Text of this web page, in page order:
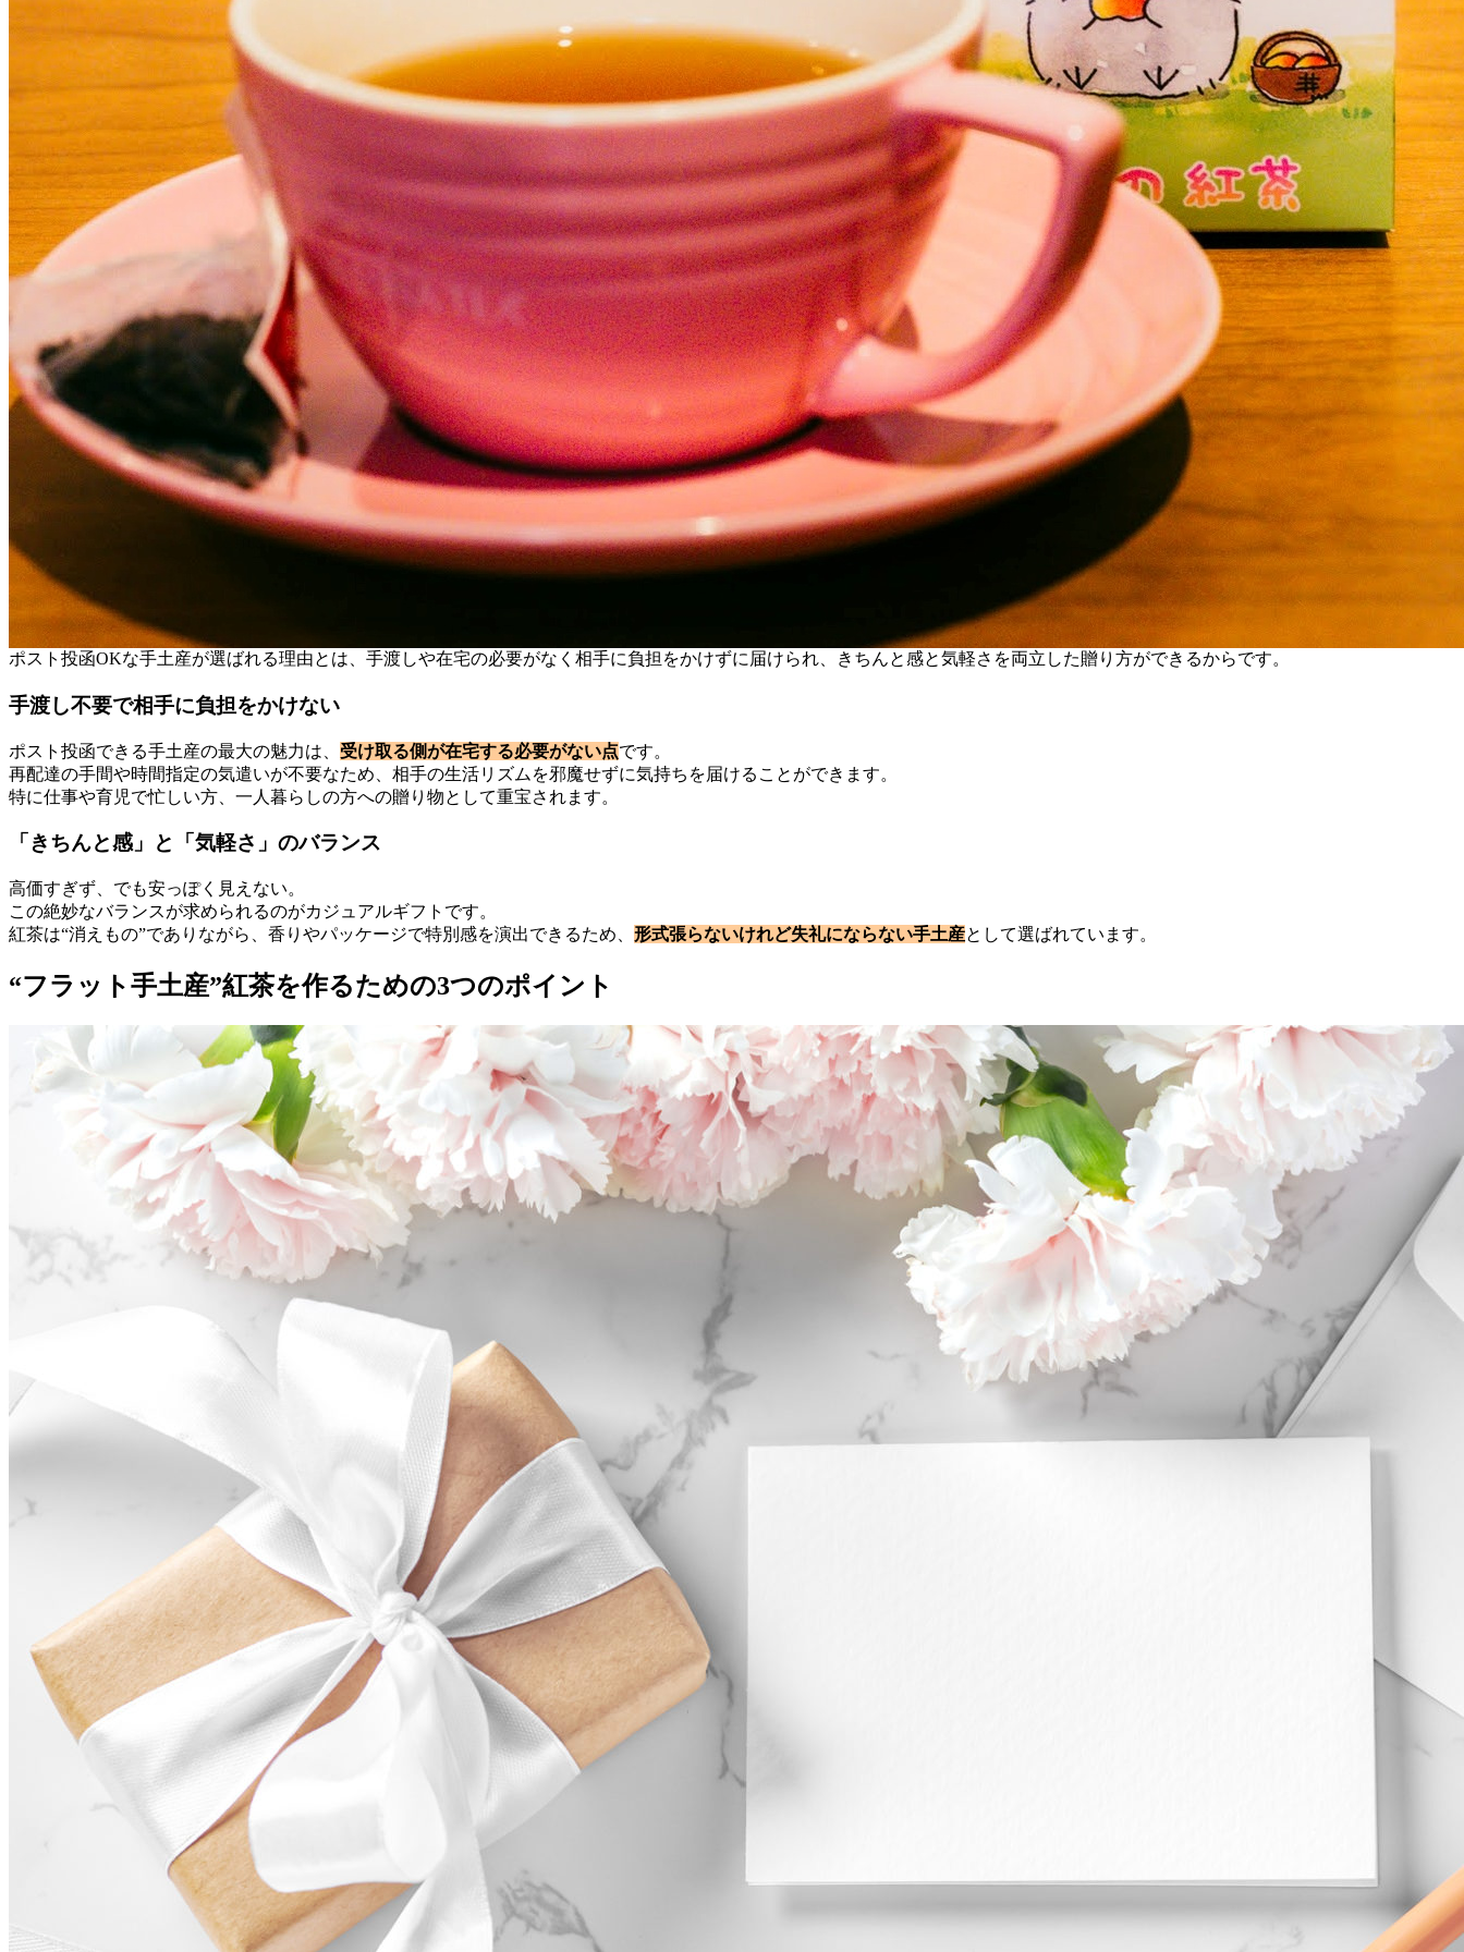
ポスト投函OKな手土産が選ばれる理由とは、手渡しや在宅の必要がなく相手に負担をかけずに届けられ、きちんと感と気軽さを両立した贈り方ができるからです。
手渡し不要で相手に負担をかけない
ポスト投函できる手土産の最大の魅力は、 受け取る側が在宅する必要がない点です。
再配達の手間や時間指定の気遣いが不要なため、相手の生活リズムを邪魔せずに気持ちを届けることができます。
特に仕事や育児で忙しい方、一人暮らしの方への贈り物として重宝されます。
「きちんと感」と「気軽さ」のバランス
高価すぎず、でも安っぽく見えない。
この絶妙なバランスが求められるのがカジュアルギフトです。
紅茶は“消えもの”でありながら、香りやパッケージで特別感を演出できるため、 形式張らないけれど失礼にならない手土産として選ばれています。
“フラット手土産”紅茶を作るための3つのポイント